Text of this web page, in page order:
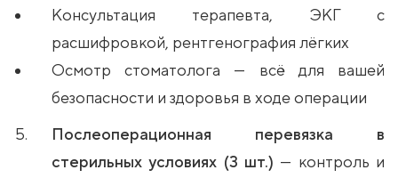
Консультация терапевта, ЭКГ с
расшифровкой, рентгенография лёгких
Осмотр стоматолога — всё для вашей
безопасности и здоровья в ходе операции
Послеоперационная перевязка в
стерильных условиях (3 шт.) — контроль и